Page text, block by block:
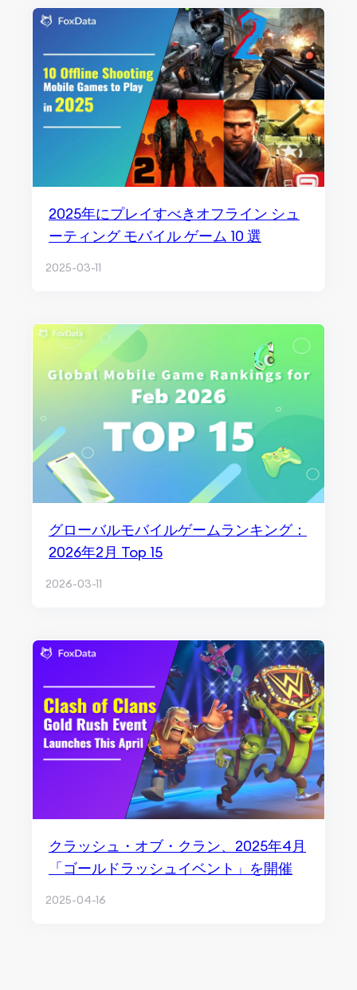
2025年にプレイすべきオフライン シュ
ーティング モバイル ゲーム 10 選
2025-03-11
グローバルモバイルゲームランキング：
2026年2月 Top 15
2026-03-11
クラッシュ・オブ・クラン、2025年4月
「ゴールドラッシュイベント」を開催
2025-04-16